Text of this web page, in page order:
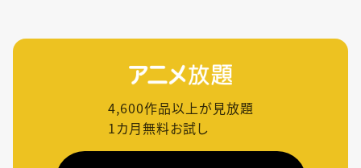
4,600作品以上が見放題
1カ月無料お試し